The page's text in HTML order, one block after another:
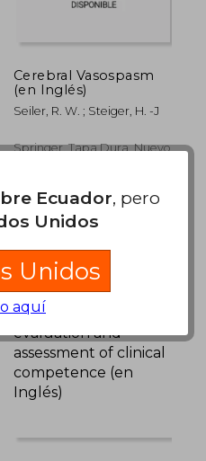
Cerebral Vasospasm
(en Inglés)
Seiler, R. W. ; Steiger, H. -J
Springer, Tapa Dura, Nuevo
Ecuador, pero
Unidos
Unidos
aquí